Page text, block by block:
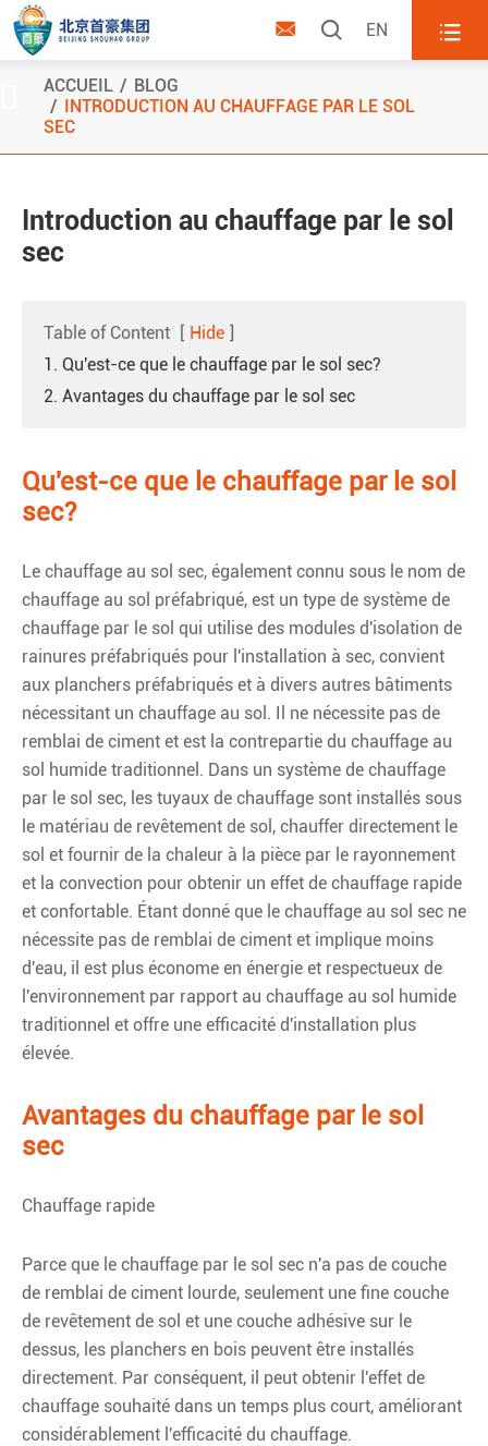
  EN 
ACCUEIL
BLOG
INTRODUCTION AU CHAUFFAGE PAR LE SOL
SEC
Introduction au chauffage par le sol
sec
Table of Content [ Hide ]
1. Qu'est-ce que le chauffage par le sol sec?
2. Avantages du chauffage par le sol sec
Qu'est-ce que le chauffage par le sol
sec?
Le chauffage au sol sec, également connu sous le nom de
chauffage au sol préfabriqué, est un type de système de
chauffage par le sol qui utilise des modules d'isolation de
rainures préfabriqués pour l'installation à sec, convient
aux planchers préfabriqués et à divers autres bâtiments
nécessitant un chauffage au sol. Il ne nécessite pas de
remblai de ciment et est la contrepartie du chauffage au
sol humide traditionnel. Dans un système de chauffage
par le sol sec, les tuyaux de chauffage sont installés sous
le matériau de revêtement de sol, chauffer directement le
sol et fournir de la chaleur à la pièce par le rayonnement
et la convection pour obtenir un effet de chauffage rapide
et confortable. Étant donné que le chauffage au sol sec ne
nécessite pas de remblai de ciment et implique moins
d'eau, il est plus économe en énergie et respectueux de
l'environnement par rapport au chauffage au sol humide
traditionnel et offre une efficacité d'installation plus
élevée.
Avantages du chauffage par le sol
sec
Chauffage rapide
Parce que le chauffage par le sol sec n'a pas de couche
de remblai de ciment lourde, seulement une fine couche
de revêtement de sol et une couche adhésive sur le
dessus, les planchers en bois peuvent être installés
directement. Par conséquent, il peut obtenir l'effet de
chauffage souhaité dans un temps plus court, améliorant
considérablement l'efficacité du chauffage.